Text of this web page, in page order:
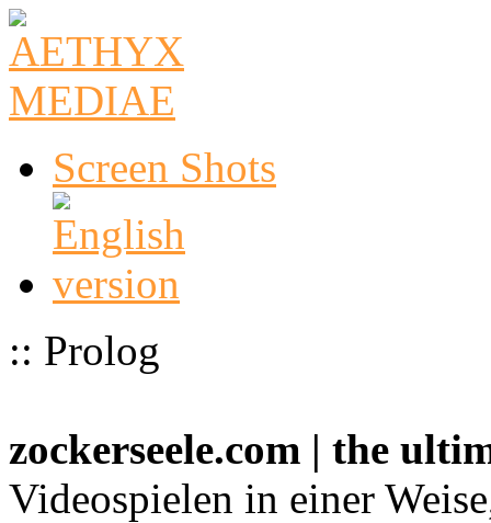
Screen Shots
:: Prolog
zockerseele.com | the
Videospielen in einer